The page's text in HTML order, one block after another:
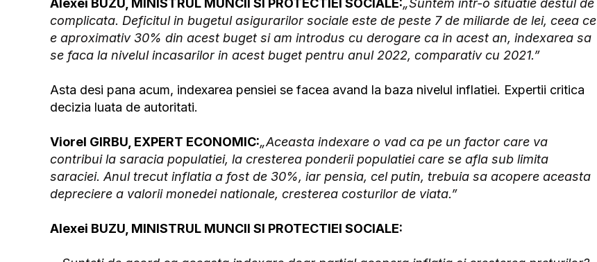
Alexei BUZU, MINISTRUL MUNCII SI PROTECTIEI SOCIALE:„Suntem intr-o situatie destul de
complicata. Deficitul in bugetul asigurarilor sociale este de peste 7 de miliarde de lei, ceea ce
e aproximativ 30% din acest buget si am introdus cu derogare ca in acest an, indexarea sa
se faca la nivelul incasarilor in acest buget pentru anul 2022, comparativ cu 2021.”
Asta desi pana acum, indexarea pensiei se facea avand la baza nivelul inflatiei. Expertii critica
decizia luata de autoritati.
Viorel GIRBU, EXPERT ECONOMIC:„Aceasta indexare o vad ca pe un factor care va
contribui la saracia populatiei, la cresterea ponderii populatiei care se afla sub limita
saraciei. Anul trecut inflatia a fost de 30%, iar pensia, cel putin, trebuia sa acopere aceasta
depreciere a valorii monedei nationale, cresterea costurilor de viata.”
Alexei BUZU, MINISTRUL MUNCII SI PROTECTIEI SOCIALE: